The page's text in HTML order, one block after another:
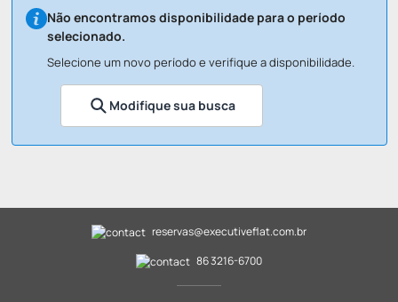
Não encontramos disponibilidade para o período
selecionado.
Selecione um novo período e verifique a disponibilidade.
Modifique sua busca
reservas@executiveflat.com.br
86 3216-6700